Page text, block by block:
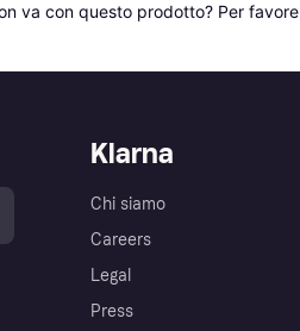
va con questo prodotto? Per favore
Klarna
Chi siamo
Careers
Legal
Press